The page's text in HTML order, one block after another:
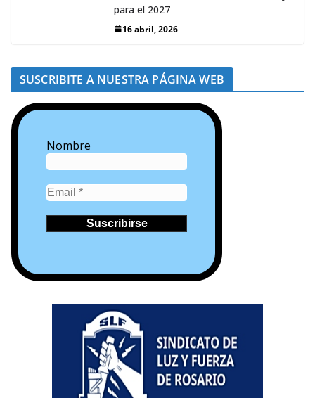
para el 2027
16 abril, 2026
SUSCRIBITE A NUESTRA PÁGINA WEB
Nombre